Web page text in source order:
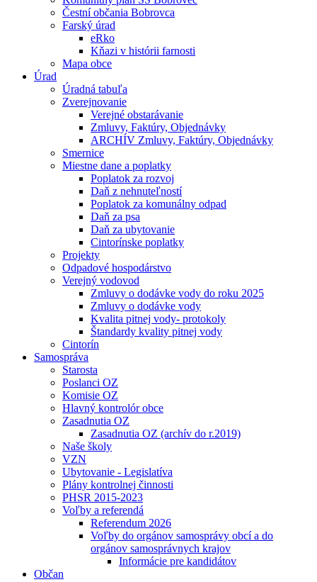
Čestní občania Bobrovca
Farský úrad
eRko
Kňazi v histórii farnosti
Mapa obce
Úrad
Úradná tabuľa
Zverejnovanie
Verejné obstarávanie
Zmluvy, Faktúry, Objednávky
ARCHÍV Zmluvy, Faktúry, Objednávky
Smernice
Miestne dane a poplatky
Poplatok za rozvoj
Daň z nehnuteľností
Poplatok za komunálny odpad
Daň za psa
Daň za ubytovanie
Cintorínske poplatky
Projekty
Odpadové hospodárstvo
Verejný vodovod
Zmluvy o dodávke vody do roku 2025
Zmluvy o dodávke vody
Kvalita pitnej vody- protokoly
Štandardy kvality pitnej vody
Cintorín
Samospráva
Starosta
Poslanci OZ
Komisie OZ
Hlavný kontrolór obce
Zasadnutia OZ
Zasadnutia OZ (archív do r.2019)
Naše školy
VZN
Ubytovanie - Legislatíva
Plány kontrolnej činnosti
PHSR 2015-2023
Voľby a referendá
Referendum 2026
Voľby do orgánov samosprávy obcí a do
orgánov samosprávnych krajov
Informácie pre kandidátov
Občan